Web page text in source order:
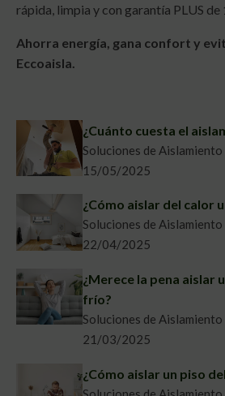
rápida, limpia y con garantía PLUS de
Ahorra energía, gana confort y
Eccoaisla.
¿Cuánto cuesta el
Soluciones de Aislamiento
15/05/2025
¿Cómo aislar del calor
Soluciones de Aislamiento
22/04/2025
¿Merece la pena aislar
frío?
Soluciones de Aislamiento
21/03/2025
¿Cómo aislar un piso